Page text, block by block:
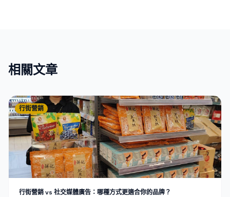
相關文章
行街營銷
行街營銷 vs 社交媒體廣告：哪種方式更適合你的品牌？